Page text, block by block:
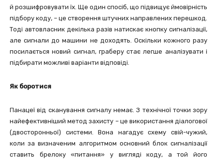
й розшифровувати їх. Ще один спосіб, що підвищує ймовірність
підбору коду, – це створення штучних направлених перешкод.
Тоді автовласник декілька разів натискає кнопку сигналізації,
але сигнали до машини не доходять. Оскільки кожного разу
посилається новий сигнал, граберу стає легше аналізувати і
підбирати можливі варіанти відповіді.
Як боротися
Панацеї від сканування сигналу немає. З технічної точки зору
найефективніший метод захисту – це використання діалогової
(двосторонньої) системи. Вона нагадує схему свій-чужий,
коли за визначеним алгоритмом основний блок сигналізації
ставить брелоку «питання» у вигляді коду, а той його